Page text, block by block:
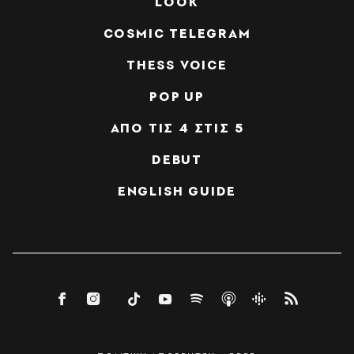
COSMIC TELEGRAM
THESS VOICE
POP UP
ΑΠΟ ΤΙΣ 4 ΣΤΙΣ 5
DEBUT
ENGLISH GUIDE